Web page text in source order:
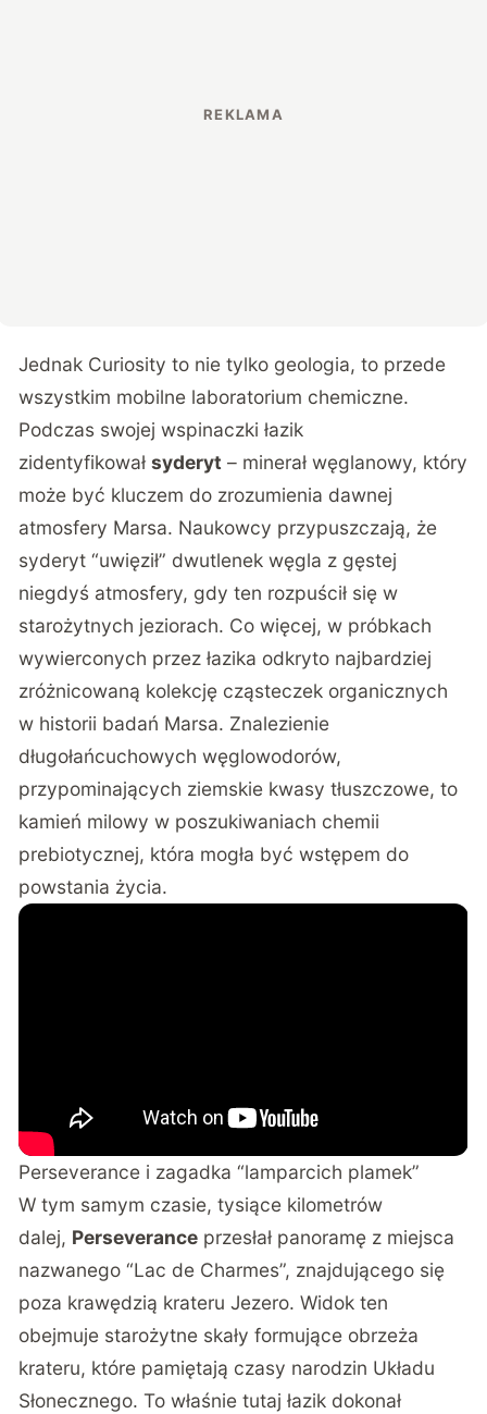
Jednak Curiosity to nie tylko geologia, to przede
wszystkim mobilne laboratorium chemiczne.
Podczas swojej wspinaczki łazik
zidentyfikowałsyderyt – minerał węglanowy, który
może być kluczem do zrozumienia dawnej
atmosfery Marsa. Naukowcy przypuszczają, że
syderyt “uwięził” dwutlenek węgla z gęstej
niegdyś atmosfery, gdy ten rozpuścił się w
starożytnych jeziorach. Co więcej, w próbkach
wywierconych przez łazika odkryto najbardziej
zróżnicowaną kolekcję cząsteczek organicznych
w historii badań Marsa. Znalezienie
długołańcuchowych węglowodorów,
przypominających ziemskie kwasy tłuszczowe, to
kamień milowy w poszukiwaniach chemii
prebiotycznej, która mogła być wstępem do
powstania życia.
Perseverance i zagadka “lamparcich plamek”
W tym samym czasie, tysiące kilometrów
dalej, Perseverance przesłał panoramę z miejsca
nazwanego “Lac de Charmes”, znajdującego się
poza krawędzią krateru Jezero. Widok ten
obejmuje starożytne skały formujące obrzeża
krateru, które pamiętają czasy narodzin Układu
Słonecznego. To właśnie tutaj łazik dokonał